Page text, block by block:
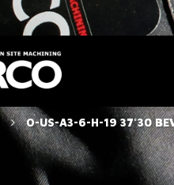
O-US-A3-6-H-19 37°30